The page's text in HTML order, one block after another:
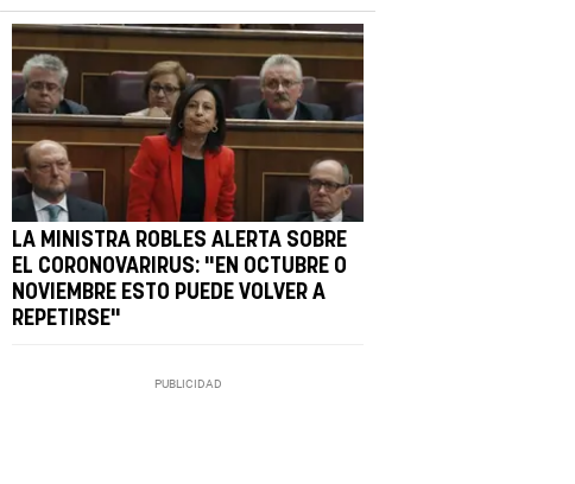
LA MINISTRA ROBLES ALERTA SOBRE
EL CORONOVARIRUS: "EN OCTUBRE O
NOVIEMBRE ESTO PUEDE VOLVER A
REPETIRSE"